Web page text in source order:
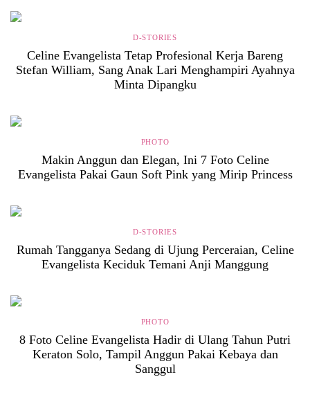
D-STORIES
Celine Evangelista Tetap Profesional Kerja Bareng
Stefan William, Sang Anak Lari Menghampiri Ayahnya
Minta Dipangku
PHOTO
Makin Anggun dan Elegan, Ini 7 Foto Celine
Evangelista Pakai Gaun Soft Pink yang Mirip Princess
D-STORIES
Rumah Tangganya Sedang di Ujung Perceraian, Celine
Evangelista Keciduk Temani Anji Manggung
PHOTO
8 Foto Celine Evangelista Hadir di Ulang Tahun Putri
Keraton Solo, Tampil Anggun Pakai Kebaya dan
Sanggul